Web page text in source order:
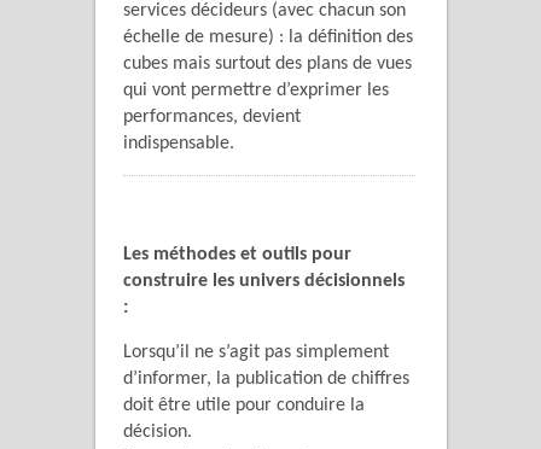
services décideurs (avec chacun son
échelle de mesure) : la définition des
cubes mais surtout des plans de vues
qui vont permettre d’exprimer les
performances, devient
indispensable.
Les méthodes et outils pour
construire les univers décisionnels
:
Lorsqu’il ne s’agit pas simplement
d’informer, la publication de chiffres
doit être utile pour conduire la
décision.